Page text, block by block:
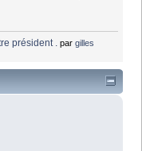
président . pargilles